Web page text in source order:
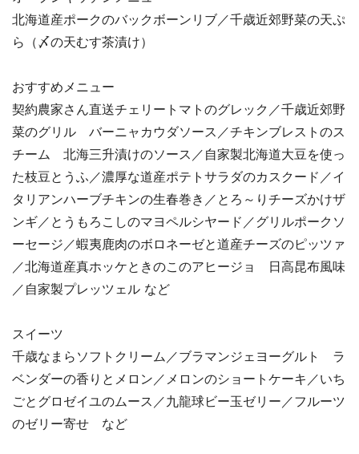
北海道産ポークのバックボーンリブ／千歳近郊野菜の天ぷ
ら（〆の天むす茶漬け）
おすすめメニュー
契約農家さん直送チェリートマトのグレック／千歳近郊野
菜のグリル バーニャカウダソース／チキンブレストのス
チーム 北海三升漬けのソース／自家製北海道大豆を使っ
た枝豆とうふ／濃厚な道産ポテトサラダのカスクード／イ
タリアンハーブチキンの生春巻き／とろ～りチーズかけザ
ンギ／とうもろこしのマヨペルシヤード／グリルポークソ
ーセージ／蝦夷鹿肉のボロネーゼと道産チーズのピッツァ
／北海道産真ホッケときのこのアヒージョ 日高昆布風味
／自家製プレッツェル など
スイーツ
千歳なまらソフトクリーム／ブラマンジェヨーグルト ラ
ベンダーの香りとメロン／メロンのショートケーキ／いち
ごとグロゼイユのムース／九龍球ビー玉ゼリー／フルーツ
のゼリー寄せ など